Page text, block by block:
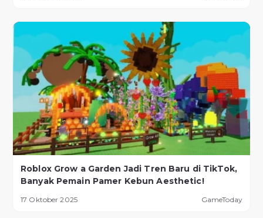
Roblox Grow a Garden Jadi Tren Baru di TikTok,
Banyak Pemain Pamer Kebun Aesthetic!
17 Oktober 2025 GameToday